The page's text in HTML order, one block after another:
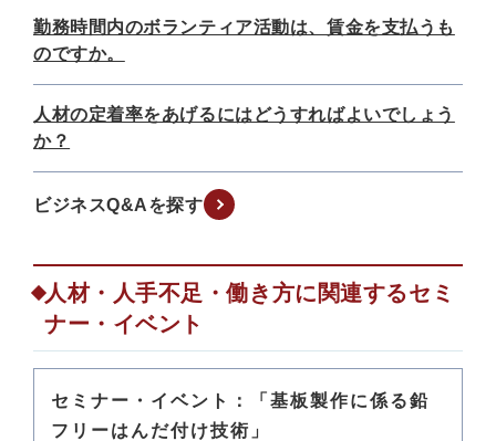
勤務時間内のボランティア活動は、賃金を支払うも
のですか。
人材の定着率をあげるにはどうすればよいでしょう
か？
ビジネスQ&Aを探す
人材・人手不足・働き方に関連するセミ
ナー・イベント
セミナー・イベント：「基板製作に係る鉛
フリーはんだ付け技術」